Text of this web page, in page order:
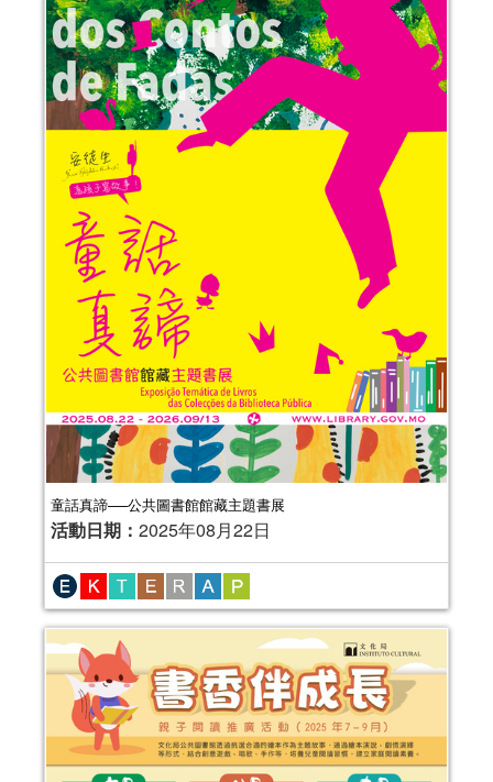
童話真諦──公共圖書館館藏主題書展
活動日期： 2025年08月22日